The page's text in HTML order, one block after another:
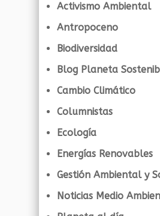
Activismo Ambiental
Antropoceno
Biodiversidad
Blog Planeta
Cambio Climático
Columnistas
Ecología
Energías Renovables
Gestión Ambiental y
Noticias Medio